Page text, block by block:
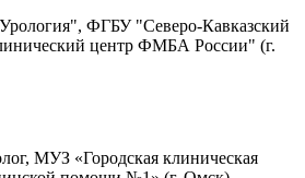
ФГБУ "Северо-Кавказский
центр ФМБА России" (г.
МУЗ «Городская клиническая